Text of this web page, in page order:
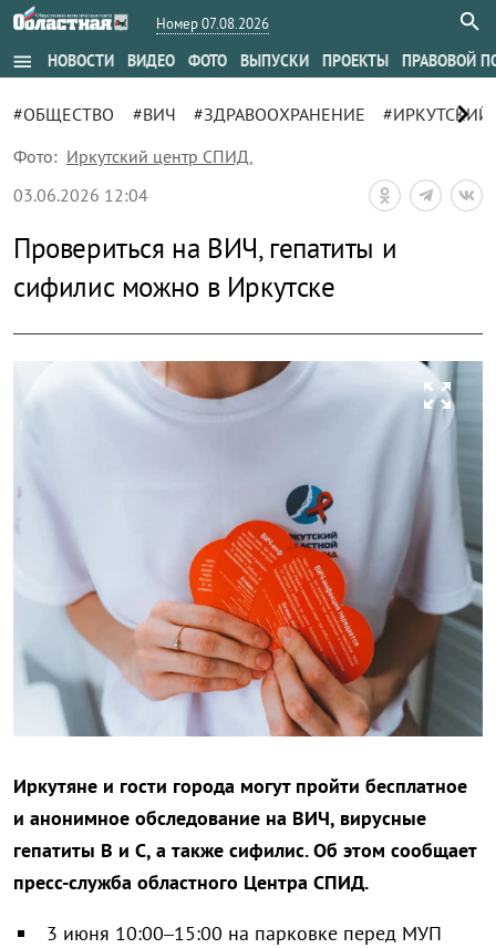
Номер 07.08.2026
menu НОВОСТИ ВИДЕО ФОТО ВЫПУСКИ ПРОЕКТЫ ПРАВОВОЙ
#ОБЩЕСТВО #ВИЧ #ЗДРАВООХРАНЕНИЕ chevron_right
Фото: Иркутский центр СПИД,
03.06.2026 12:04
Провериться на ВИЧ, гепатиты и
сифилис можно в Иркутске
zoom_out_map
Иркутяне и гости города могут пройти бесплатное
и анонимное обследование на ВИЧ, вирусные
гепатиты В и С, а также сифилис. Об этом сообщает
пресс-служба областного Центра СПИД.
3 июня 10:00–15:00 на парковке перед МУП